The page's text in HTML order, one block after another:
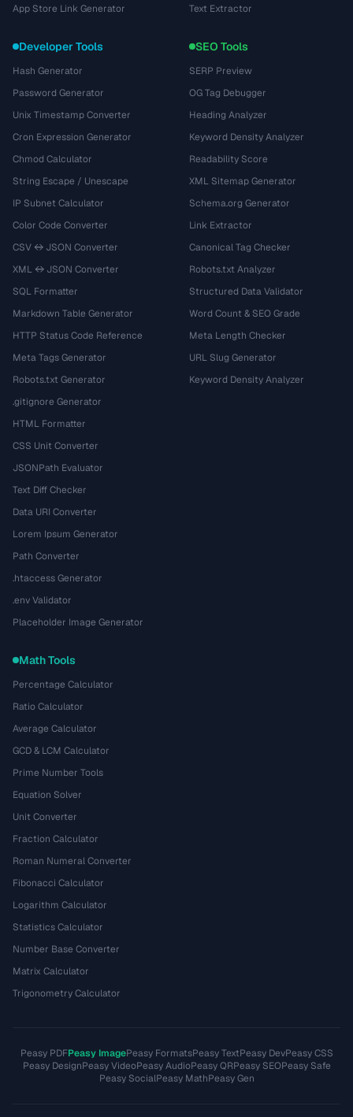
App Store Link Generator
Text Extractor
Developer Tools
Hash Generator
Password Generator
Unix Timestamp Converter
Cron Expression Generator
Chmod Calculator
String Escape / Unescape
IP Subnet Calculator
Color Code Converter
CSV ↔ JSON Converter
XML ↔ JSON Converter
SQL Formatter
Markdown Table Generator
HTTP Status Code Reference
Meta Tags Generator
Robots.txt Generator
.gitignore Generator
HTML Formatter
CSS Unit Converter
JSONPath Evaluator
Text Diff Checker
Data URI Converter
Lorem Ipsum Generator
Path Converter
.htaccess Generator
.env Validator
Placeholder Image Generator
SEO Tools
SERP Preview
OG Tag Debugger
Heading Analyzer
Keyword Density Analyzer
Readability Score
XML Sitemap Generator
Schema.org Generator
Link Extractor
Canonical Tag Checker
Robots.txt Analyzer
Structured Data Validator
Word Count & SEO Grade
Meta Length Checker
URL Slug Generator
Keyword Density Analyzer
Math Tools
Percentage Calculator
Ratio Calculator
Average Calculator
GCD & LCM Calculator
Prime Number Tools
Equation Solver
Unit Converter
Fraction Calculator
Roman Numeral Converter
Fibonacci Calculator
Logarithm Calculator
Statistics Calculator
Number Base Converter
Matrix Calculator
Trigonometry Calculator
Peasy PDFPeasy ImagePeasy FormatsPeasy TextPeasy DevPeasy CSS
Peasy DesignPeasy VideoPeasy AudioPeasy QRPeasy SEOPeasy Safe
Peasy SocialPeasy MathPeasy Gen